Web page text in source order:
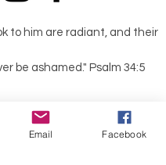
to him are radiant, and their
be ashamed." Psalm 34:5
Email Facebook